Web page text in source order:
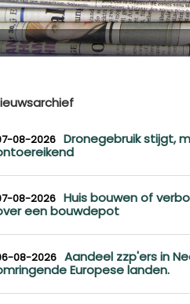
08-2026 Dronegebruik stijgt,
08-2026 Huis bouwen of
een bouwdepot
08-2026 Aandeel zzp'ers in
Europese landen.